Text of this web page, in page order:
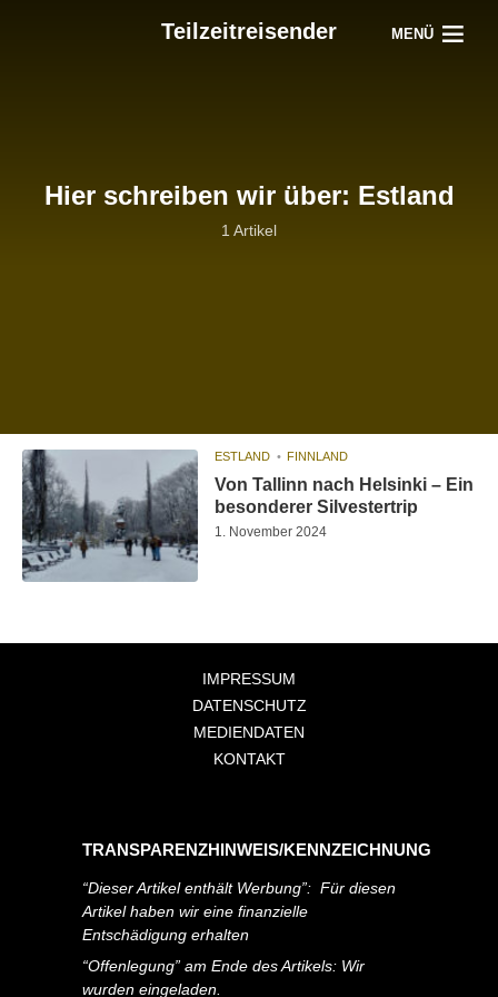
Teilzeitreisender MENÜ
Hier schreiben wir über: Estland
1 Artikel
ESTLAND FINNLAND
Von Tallinn nach Helsinki – Ein
besonderer Silvestertrip
1. November 2024
IMPRESSUM
DATENSCHUTZ
MEDIENDATEN
KONTAKT
TRANSPARENZHINWEIS/KENNZEICHNUNG
“Dieser Artikel enthält Werbung”: Für diesen
Artikel haben wir eine finanzielle
Entschädigung erhalten
“Offenlegung” am Ende des Artikels: Wir
wurden eingeladen.